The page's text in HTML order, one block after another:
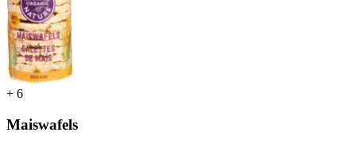
+ 6
Maiswafels